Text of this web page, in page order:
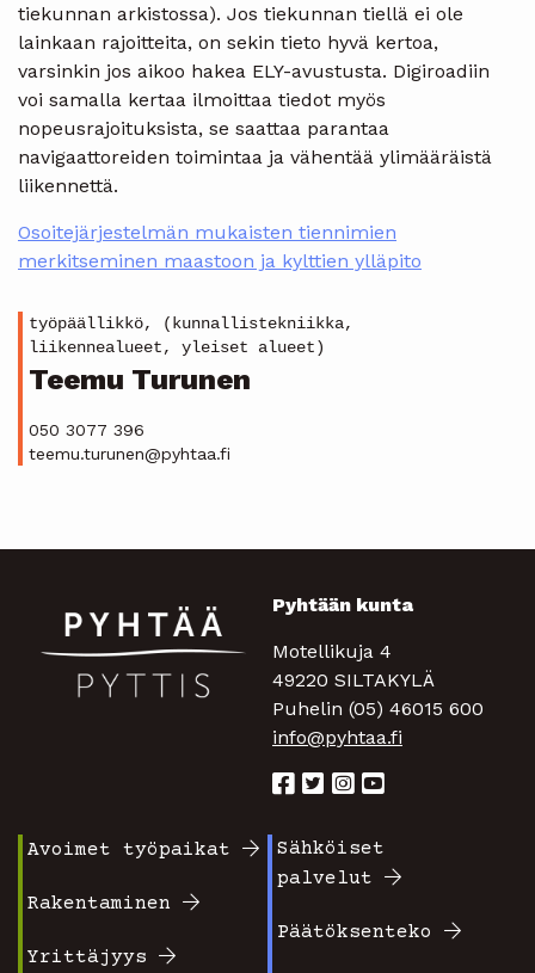
tiekunnan arkistossa). Jos tiekunnan tiellä ei ole
lainkaan rajoitteita, on sekin tieto hyvä kertoa,
varsinkin jos aikoo hakea ELY-avustusta. Digiroadiin
voi samalla kertaa ilmoittaa tiedot myös
nopeusrajoituksista, se saattaa parantaa
navigaattoreiden toimintaa ja vähentää ylimääräistä
liikennettä.
Osoitejärjestelmän mukaisten tiennimien
merkitseminen maastoon ja kylttien ylläpito
työpäällikkö, (kunnallistekniikka,
liikennealueet, yleiset alueet)
Teemu Turunen
050 3077 396
teemu.turunen@pyhtaa.fi
Pyhtään kunta
Motellikuja 4
49220 SILTAKYLÄ
Puhelin (05) 46015 600
info@pyhtaa.fi
valikko
1
Avoimet työpaikat
Rakentaminen
Yrittäjyys
Footer
2
Sähköiset
palvelut
Päätöksenteko